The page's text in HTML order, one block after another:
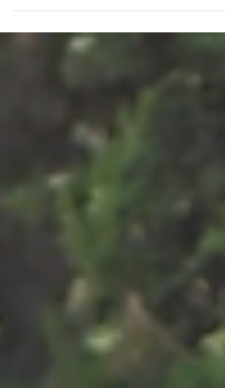
(ECU) organizado por La Escuela de...